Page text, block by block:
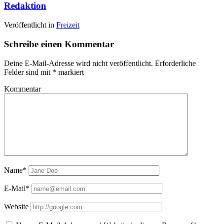
Redaktion
Veröffentlicht in Freizeit
Schreibe einen Kommentar
Deine E-Mail-Adresse wird nicht veröffentlicht. Erforderliche
Felder sind mit * markiert
Kommentar
Name*
E-Mail*
Website